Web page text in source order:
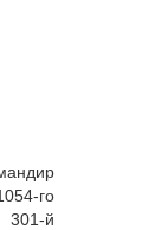
го
301-й